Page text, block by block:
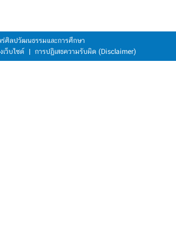
ร่ศิลปวัฒนธรรมและการศึกษา
ว็บไซต์ | การปฏิเสธความรับผิด (Disclaimer)